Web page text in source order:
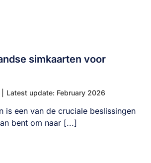
simkaarten voor
Latest update: February 2026
is een van de cruciale beslissingen
bent om naar [...]